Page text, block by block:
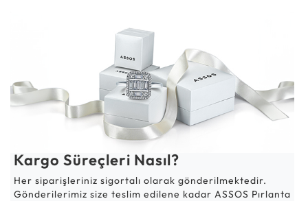
Kargo Süreçleri Nasıl?
Her siparişleriniz sigortalı olarak gönderilmektedir.
Gönderilerimiz size teslim edilene kadar ASSOS Pırlanta